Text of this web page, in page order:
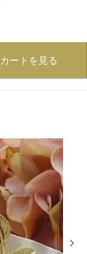
カートを見る